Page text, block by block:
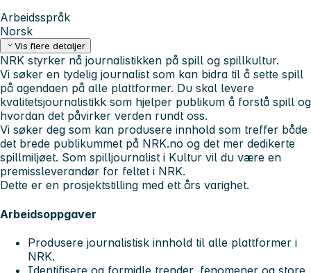
Arbeidsspråk
Norsk
Vis flere detaljer
NRK styrker nå journalistikken på spill og spillkultur.
Vi søker en tydelig journalist som kan bidra til å sette spill
på agendaen på alle plattformer. Du skal levere
kvalitetsjournalistikk som hjelper publikum å forstå spill og
hvordan det påvirker verden rundt oss.
Vi søker deg som kan produsere innhold som treffer både
det brede publikummet på NRK.no og det mer dedikerte
spillmiljøet. Som spilljournalist i Kultur vil du være en
premissleverandør for feltet i NRK.
Dette er en prosjektstilling med ett års varighet.
Arbeidsoppgaver
Produsere journalistisk innhold til alle plattformer i
NRK.
Identifisere og formidle trender, fenomener og store